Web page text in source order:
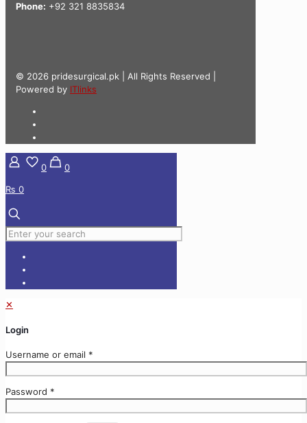
Phone: +92 321 8835834
© 2026 pridesurgical.pk | All Rights Reserved |
Powered by ITlinks
0
0
₨ 0
✕
Login
Username or email *
Password *